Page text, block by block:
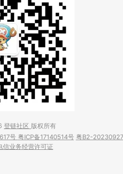
登链社区 版权所有
号 粤ICP备17140514号 粤B2-20230927
信业务经营许可证